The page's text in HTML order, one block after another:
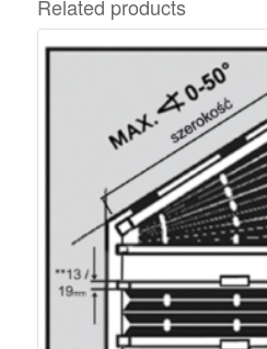
Related products